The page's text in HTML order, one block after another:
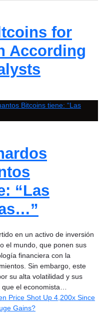
for
According
“Las
en un activo de inversión
el mundo, que ponen sus
financiera con la
Sin embargo, este
su alta volatilidad y sus
el economista…